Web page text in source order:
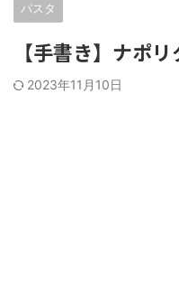
パスタ
【手書き】ナポ
2023年11月10日